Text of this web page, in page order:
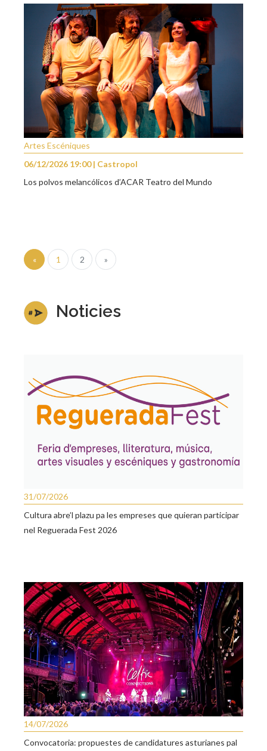
Artes Escéniques
06/12/2026 19:00 | Castropol
Los polvos melancólicos d’ACAR Teatro del Mundo
« 1 2 »
Noticies
31/07/2026
Cultura abre’l plazu pa les empreses que quieran participar
nel Reguerada Fest 2026
14/07/2026
Convocatoria: propuestes de candidatures asturianes pal